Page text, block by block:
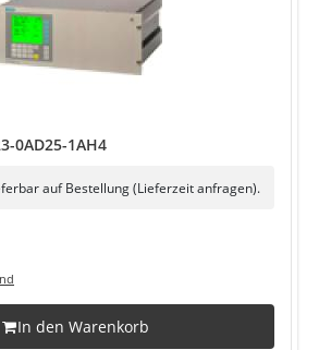
0AD25-1AH4
auf Bestellung (Lieferzeit anfragen).
In den Warenkorb